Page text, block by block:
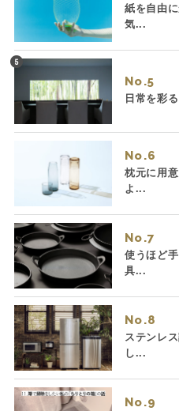
紙を自由
気...
No.
日常を彩
No.
枕元に用
よ...
No.
使うほど
具...
No.
ステンレ
し...
No.